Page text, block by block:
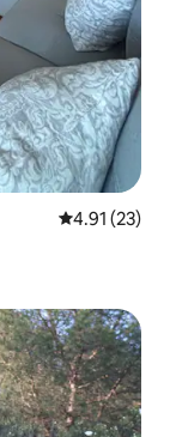
คะแนนเฉลี่ย
4.91 (23)